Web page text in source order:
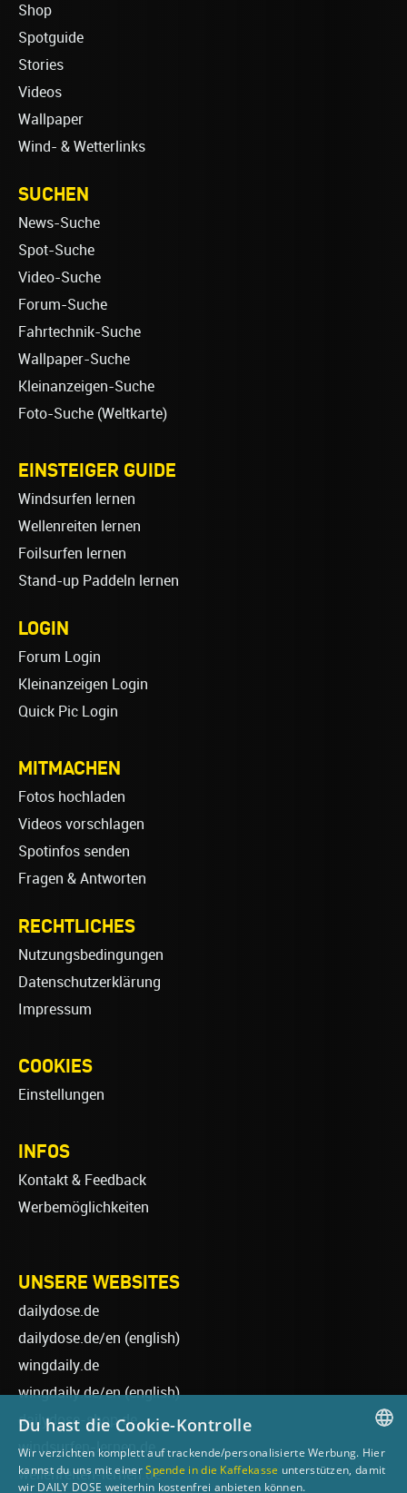
Shop
Spotguide
Stories
Videos
Wallpaper
Wind- & Wetterlinks
SUCHEN
News-Suche
Spot-Suche
Video-Suche
Forum-Suche
Fahrtechnik-Suche
Wallpaper-Suche
Kleinanzeigen-Suche
Foto-Suche (Weltkarte)
EINSTEIGER GUIDE
Windsurfen lernen
Wellenreiten lernen
Foilsurfen lernen
Stand-up Paddeln lernen
LOGIN
Forum Login
Kleinanzeigen Login
Quick Pic Login
MITMACHEN
Fotos hochladen
Videos vorschlagen
Spotinfos senden
Fragen & Antworten
RECHTLICHES
Nutzungsbedingungen
Datenschutzerklärung
Impressum
COOKIES
Einstellungen
INFOS
Kontakt & Feedback
Werbemöglichkeiten
UNSERE WEBSITES
dailydose.de
dailydose.de/en (english)
wingdaily.de
wingdaily.de/en(english)
dailydose-shop.de
windsurfen-lernen.de
wellenreiten-lernen.de
GERMAN
Du hast die Cookie-Kontrolle
Wir verzichten komplett auf trackende/personalisierte Werbung. Hier
kannst du uns mit einerSpende in die Kaffekasse unterstützen, damit
wir DAILY DOSE weiterhin kostenfrei anbieten können.